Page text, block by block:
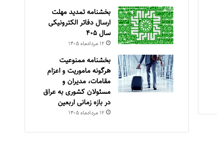
بخشنامه تمدید مهلت
ارسال دفاتر الکترونیکی
سال ۴۰۵
۱۲ مرداد‌ماه ۱۴۰۵
بخشنامه ممنوعیت
هرگونه ماموریت و اعزام
مقامات، مدیران و
مسئولان کشوری به عراق
در بازه زمانی اربعین
۱۲ مرداد‌ماه ۱۴۰۵